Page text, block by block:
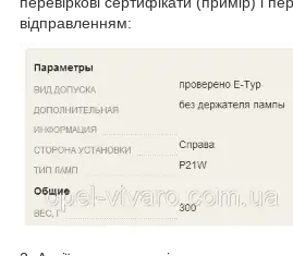
відправленням: